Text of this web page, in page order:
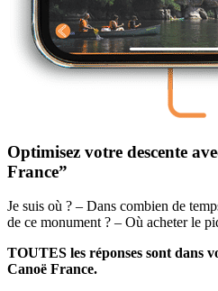
Optimisez votre descente
France”
Je suis où ? – Dans combien de
de ce monument ? – Où acheter le
TOUTES les réponses sont dans
Canoë France.